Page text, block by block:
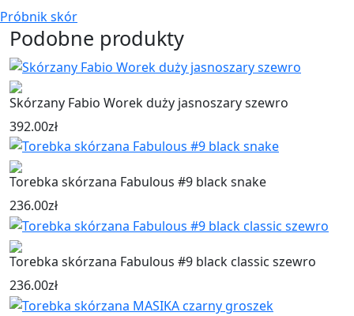
Próbnik skór
Podobne produkty
Skórzany Fabio Worek duży jasnoszary szewro
392.00zł
Torebka skórzana Fabulous #9 black snake
236.00zł
Torebka skórzana Fabulous #9 black classic szewro
236.00zł